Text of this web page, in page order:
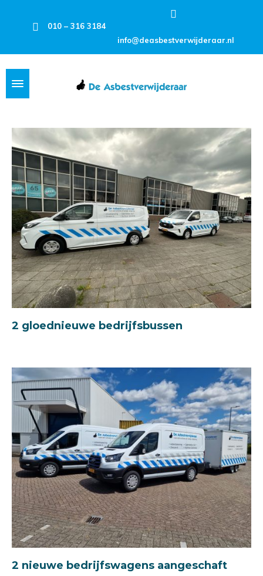
010 – 316 3184
info@deasbestverwijderaar.nl
2 gloednieuwe bedrijfsbussen
2 nieuwe bedrijfswagens aangeschaft